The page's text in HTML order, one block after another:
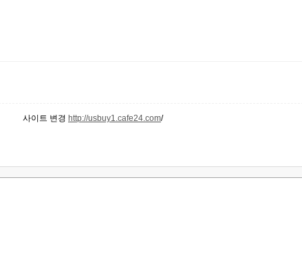
사이트 변경 http://usbuy1.cafe24.com/